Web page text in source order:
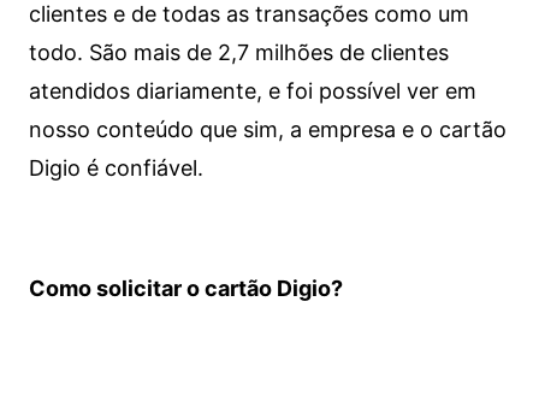
clientes e de todas as transações como um
todo. São mais de 2,7 milhões de clientes
atendidos diariamente, e foi possível ver em
nosso conteúdo que sim, a empresa e o cartão
Digio é confiável.
Como solicitar o cartão Digio?